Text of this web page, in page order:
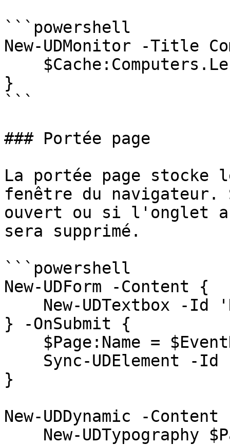
```powershell
New-UDMonitor -Title
}
```
### Portée page
La portée page
fenêtre du
ouvert ou si l'onglet
sera supprimé.
```powershell
New-UDForm -Content {
} -OnSubmit {
}
New-UDDynamic -